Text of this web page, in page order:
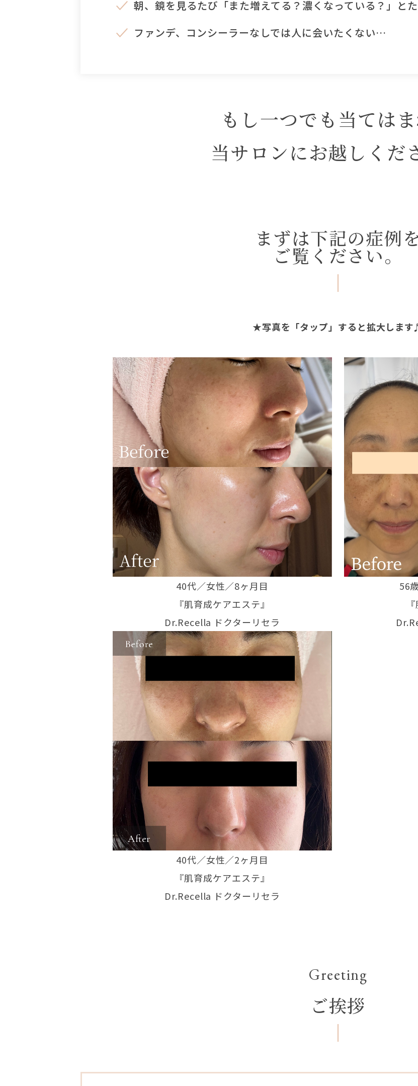
朝、鏡を見るたび「また増えてる？濃くなっている？」と
ファンデ、コンシーラーなしでは人に会いたくない…
もし一つでも当ては
当サロンにお越しくだ
まずは下記の症例
ご覧ください。
★写真を「タップ」すると拡大しま
40代／女性／8ヶ月目
『肌育成ケアエステ』
Dr.Recella ドクターリセラ
56
40代／女性／2ヶ月目
『肌育成ケアエステ』
Dr.Recella ドクターリセラ
Greeting
ご挨拶